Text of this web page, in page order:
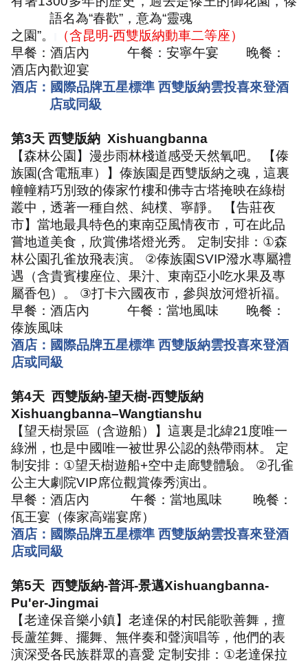
語名為“春歡” ，意為“靈魂
之園”。 （含昆明-西雙版納動車二等座）
早餐：酒店內
午餐：安寧午宴
晚餐：
酒店內歡迎宴
酒店：國際品牌五星標準 西雙版納雲投喜來登酒
店或同級
第3天 西雙版納 Xishuangbanna
【森林公園】漫步雨林棧道感受天然氧吧。 【傣
族園(含電瓶車）】傣族園是西雙版納之魂，這裏
幢幢精巧別致的傣家竹樓和佛寺古塔掩映在綠樹
叢中，透著一種自然、純樸、寧靜。 【告莊夜
市】當地最具特色的東南亞風情夜市，可在此品
嘗地道美食，欣賞佛塔燈光秀。 定制安排： ①森
林公園孔雀放飛表演。
②傣族園SVIP潑水專屬禮
遇（含貴賓樓座位、果汁、東南亞小吃水果及專
屬香包）。
③打卡六國夜市，參與放河燈祈福。
早餐：酒店內
午餐：當地風味
晚餐：
傣族風味
酒店：國際品牌五星標準 西雙版納雲投喜來登酒
店或同級
第4天 西雙版納-望天樹-西雙版納
Xishuangbanna–Wangtianshu
【望天樹景區（含遊船）】這裏是北緯21度唯一
綠洲，也是中國唯一被世界公認的熱帶雨林。 定
制安排： ①望天樹遊船+空中走廊雙體驗。 ②孔雀
公主大劇院VIP席位觀賞傣秀演出。
早餐：酒店內
午餐：當地風味
晚餐：
佤王宴（傣家高端宴席）
酒店：國際品牌五星標準 西雙版納雲投喜來登酒
店或同級
第5天 西雙版納-普洱-景邁Xishuangbanna-
Pu'er-Jingmai
【老達保音樂小鎮】老達保的村民能歌善舞，擅
長蘆笙舞、擺舞、無伴奏和聲演唱等，他們的表
演深受各民族群眾的喜愛 定制安排： ①老達保拉